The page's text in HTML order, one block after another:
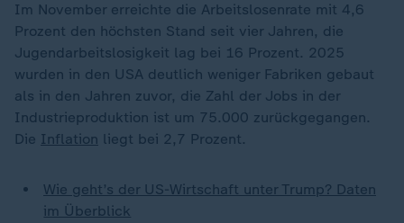
Im November erreichte die Arbeitslosenrate mit 4,6
Prozent den höchsten Stand seit vier Jahren, die
Jugendarbeitslosigkeit lag bei 16 Prozent. 2025
wurden in den USA deutlich weniger Fabriken gebaut
als in den Jahren zuvor, die Zahl der Jobs in der
Industrieproduktion ist um 75.000 zurückgegangen.
Die Inflation liegt bei 2,7 Prozent.
Wie geht’s der US-Wirtschaft unter Trump? Daten
im Überblick